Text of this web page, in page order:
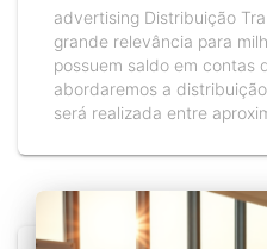
advertising Distribuição
grande relevância para
possuem saldo em contas
abordaremos a
será realizada entre